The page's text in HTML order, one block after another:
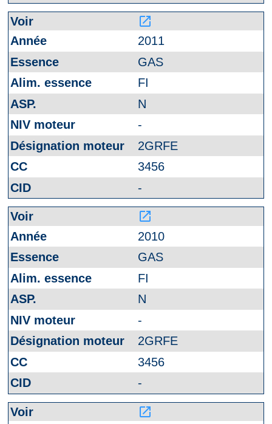
launch
2011
GAS
FI
N
-
2GRFE
3456
-
launch
2010
GAS
FI
N
-
2GRFE
3456
-
launch